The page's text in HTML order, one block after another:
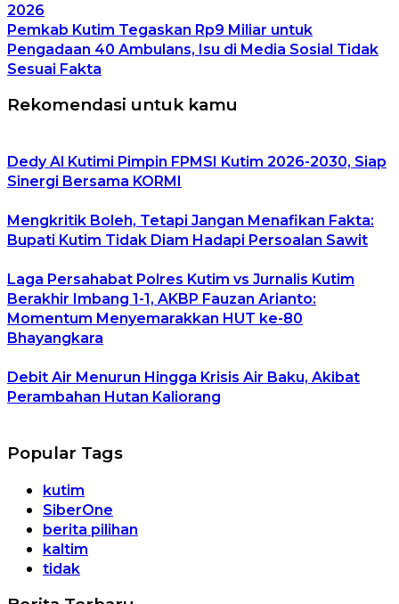
2026
Pemkab Kutim Tegaskan Rp9 Miliar untuk
Pengadaan 40 Ambulans, Isu di Media Sosial Tidak
Sesuai Fakta
Rekomendasi untuk kamu
Dedy Al Kutimi Pimpin FPMSI Kutim 2026-2030, Siap
Sinergi Bersama KORMI
Mengkritik Boleh, Tetapi Jangan Menafikan Fakta:
Bupati Kutim Tidak Diam Hadapi Persoalan Sawit
Laga Persahabat Polres Kutim vs Jurnalis Kutim
Berakhir Imbang 1-1, AKBP Fauzan Arianto:
Momentum Menyemarakkan HUT ke-80
Bhayangkara
Debit Air Menurun Hingga Krisis Air Baku, Akibat
Perambahan Hutan Kaliorang
Popular Tags
kutim
SiberOne
berita pilihan
kaltim
tidak